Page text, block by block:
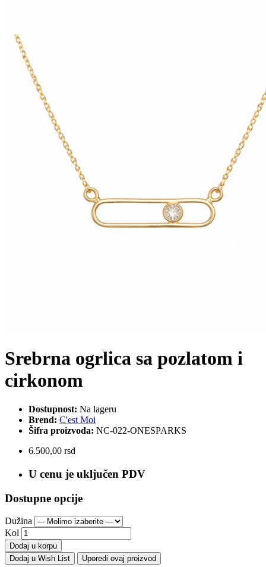
Srebrna ogrlica sa pozlatom i
cirkonom
Dostupnost: Na lageru
Brend: C'est Moi
Šifra proizvoda: NC-022-ONESPARKS
6.500,00 rsd
U cenu je uključen PDV
Dostupne opcije
Dužina
Kol
Dodaj u korpu
Dodaj u Wish List
Uporedi ovaj proizvod